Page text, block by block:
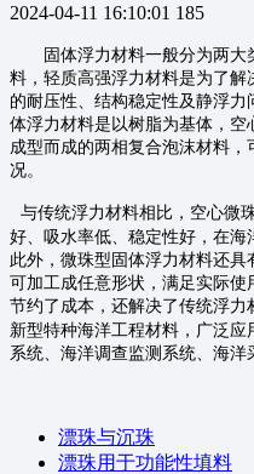
2024-04-11 16:10:01 185
固体浮力材料一般分为两
料，轻质高强浮力材料是为了
的耐压性、结构稳定性及静浮力
体浮力材料是以树脂为基体，
成型而成的两相复合泡沫材料
况。
与传统浮力材料相比，空心微
好、吸水率低、稳定性好，在海
此外，微珠型固体浮力材料还
可加工成任意形状，满足实际使
节约了成本，还解决了传统浮
新型特种海洋工程材料，广泛
系统、海洋调查监测系统、海洋
漂珠与沉珠
漂珠用于功能性填料